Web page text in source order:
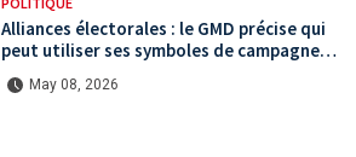
Alliances électorales : le GMD précise qui
peut utiliser ses symboles de campagne
avant le scrutin du 31 mai
May 08, 2026